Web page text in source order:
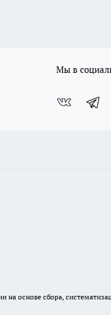
Мы в
основе сбора,